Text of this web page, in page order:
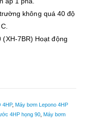
không quá 40 độ
7BR) Hoạt động
4HP, Máy bơm Lepono 4HP
4HP họng 90 Máy bơm